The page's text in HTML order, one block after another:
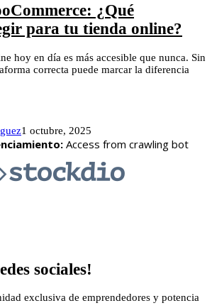
¿Qué
para tu tienda online?
hoy en día es más accesible que nunca. Sin
correcta puede marcar la diferencia
1 octubre, 2025
sociales!
exclusiva de emprendedores y potencia